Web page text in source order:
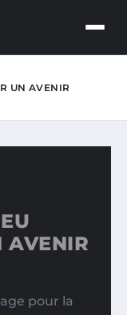
UN AVENIR
AVENIR
pour la